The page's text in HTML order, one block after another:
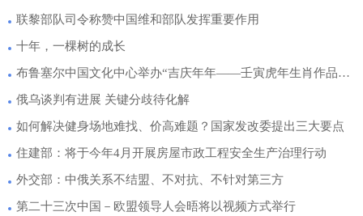
联黎部队司令称赞中国维和部队发挥重要作用
十年，一棵树的成长
布鲁塞尔中国文化中心举办“吉庆年年——壬寅虎年生肖作品展”
俄乌谈判有进展 关键分歧待化解
如何解决健身场地难找、价高难题？国家发改委提出三大要点
住建部：将于今年4月开展房屋市政工程安全生产治理行动
外交部：中俄关系不结盟、不对抗、不针对第三方
第二十三次中国－欧盟领导人会晤将以视频方式举行